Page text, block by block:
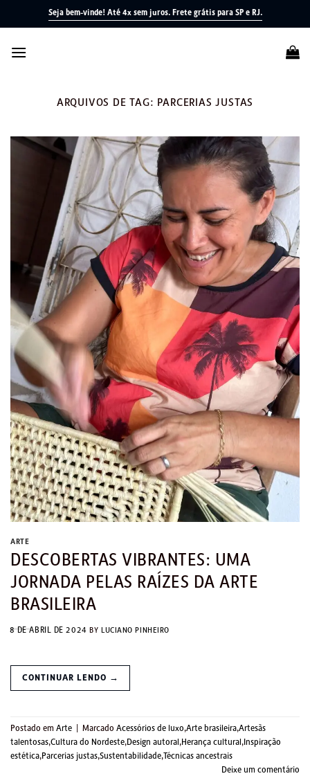
Seja bem-vinde! Até 4x sem juros. Frete grátis para SP e RJ.
ARQUIVOS DE TAG: PARCERIAS JUSTAS
ARTE
DESCOBERTAS VIBRANTES: UMA
JORNADA PELAS RAÍZES DA ARTE
BRASILEIRA
8 DE ABRIL DE 2024 BY LUCIANO PINHEIRO
CONTINUAR LENDO →
Postado em Arte Marcado Acessórios de luxo,Arte brasileira,Artesãs
talentosas,Cultura do Nordeste,Design autoral,Herança cultural, Inspiração
estética,Parcerias justas,Sustentabilidade,Técnicas ancestrais
Deixe um comentário